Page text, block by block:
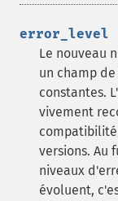
error_level
Le nouveau
un champ
constantes.
vivement
versions. Au
niveaux
évoluent,